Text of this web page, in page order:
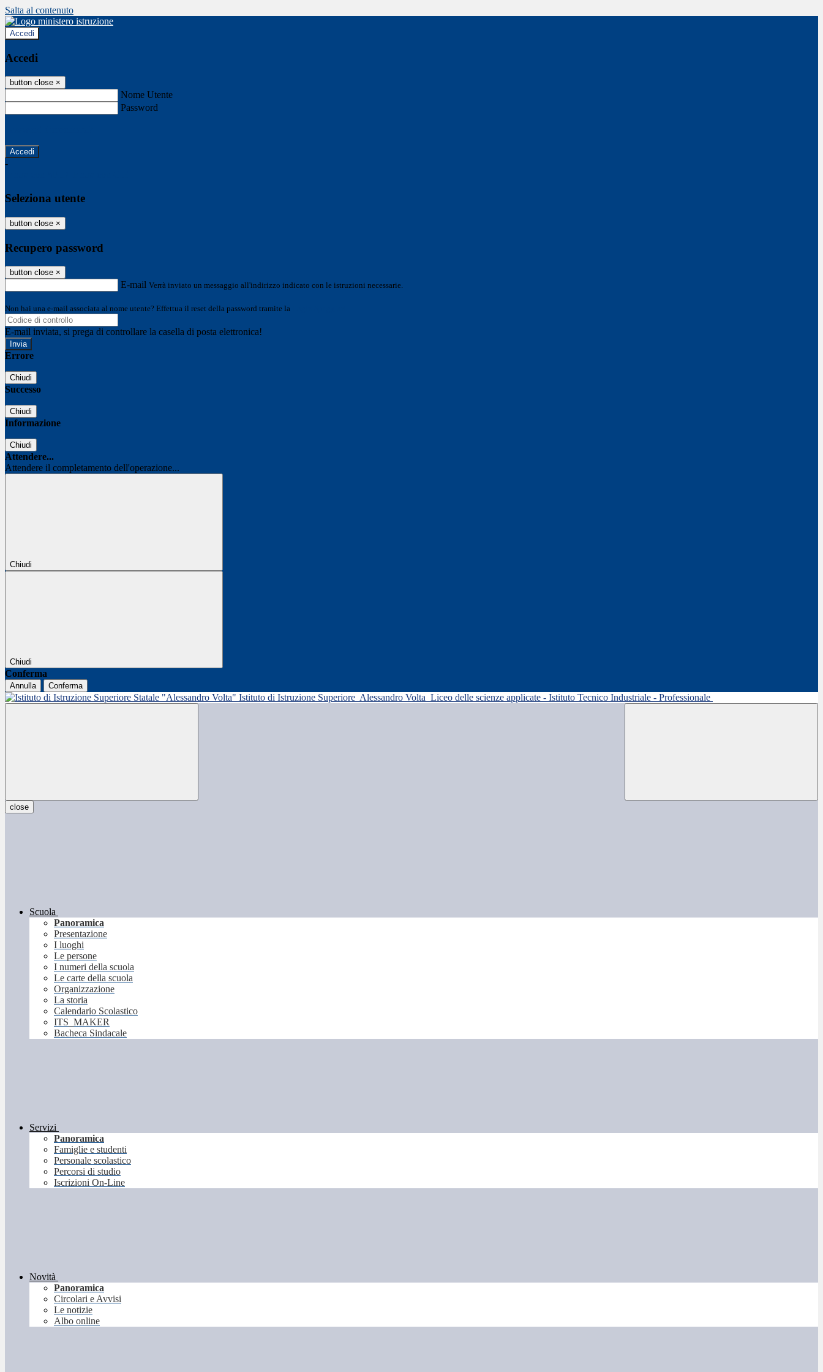
Salta al contenuto
Accedi
Accedi
button close ×
Nome Utente
Password
-
Seleziona utente
button close ×
Recupero password
button close ×
E-mail Verrà inviato un messaggio all'indirizzo indicato con le istruzioni necessarie.
Non hai una e-mail associata al nome utente? Effettua il reset della password tramite la
E-mail inviata, si prega di controllare la casella di posta elettronica!
Errore
Chiudi
Successo
Chiudi
Informazione
Chiudi
Attendere...
Attendere il completamento dell'operazione...
Chiudi
Chiudi
Conferma
Annulla Conferma
Istituto di Istruzione Superiore Alessandro Volta Liceo delle scienze applicate - Istituto Tecnico Industriale - Professionale
close
Scuola
Panoramica
Presentazione
I luoghi
Le persone
I numeri della scuola
Le carte della scuola
Organizzazione
La storia
Calendario Scolastico
ITS_MAKER
Bacheca Sindacale
Servizi
Panoramica
Famiglie e studenti
Personale scolastico
Percorsi di studio
Iscrizioni On-Line
Novità
Panoramica
Circolari e Avvisi
Le notizie
Albo online